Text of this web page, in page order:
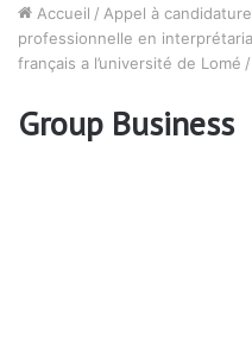
Accueil / Appel à
professionnelle en
français a l’université de Lomé /
Group Business